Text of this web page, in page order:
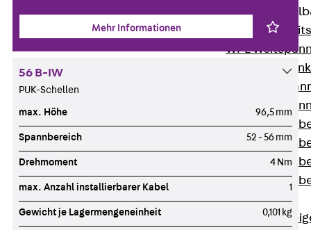
Zurück
WPL
WL
WPR
WLR
Steigetrassen
Zurück
Mehr Informationen
56 B-IW
PUK-Schellen
max. Höhe 96,5 mm
Spannbereich 52 - 56 mm
Drehmoment 4 Nm
max. Anzahl installierbarer Kabel 1
Gewicht je Lagermengeneinheit 0,101 kg